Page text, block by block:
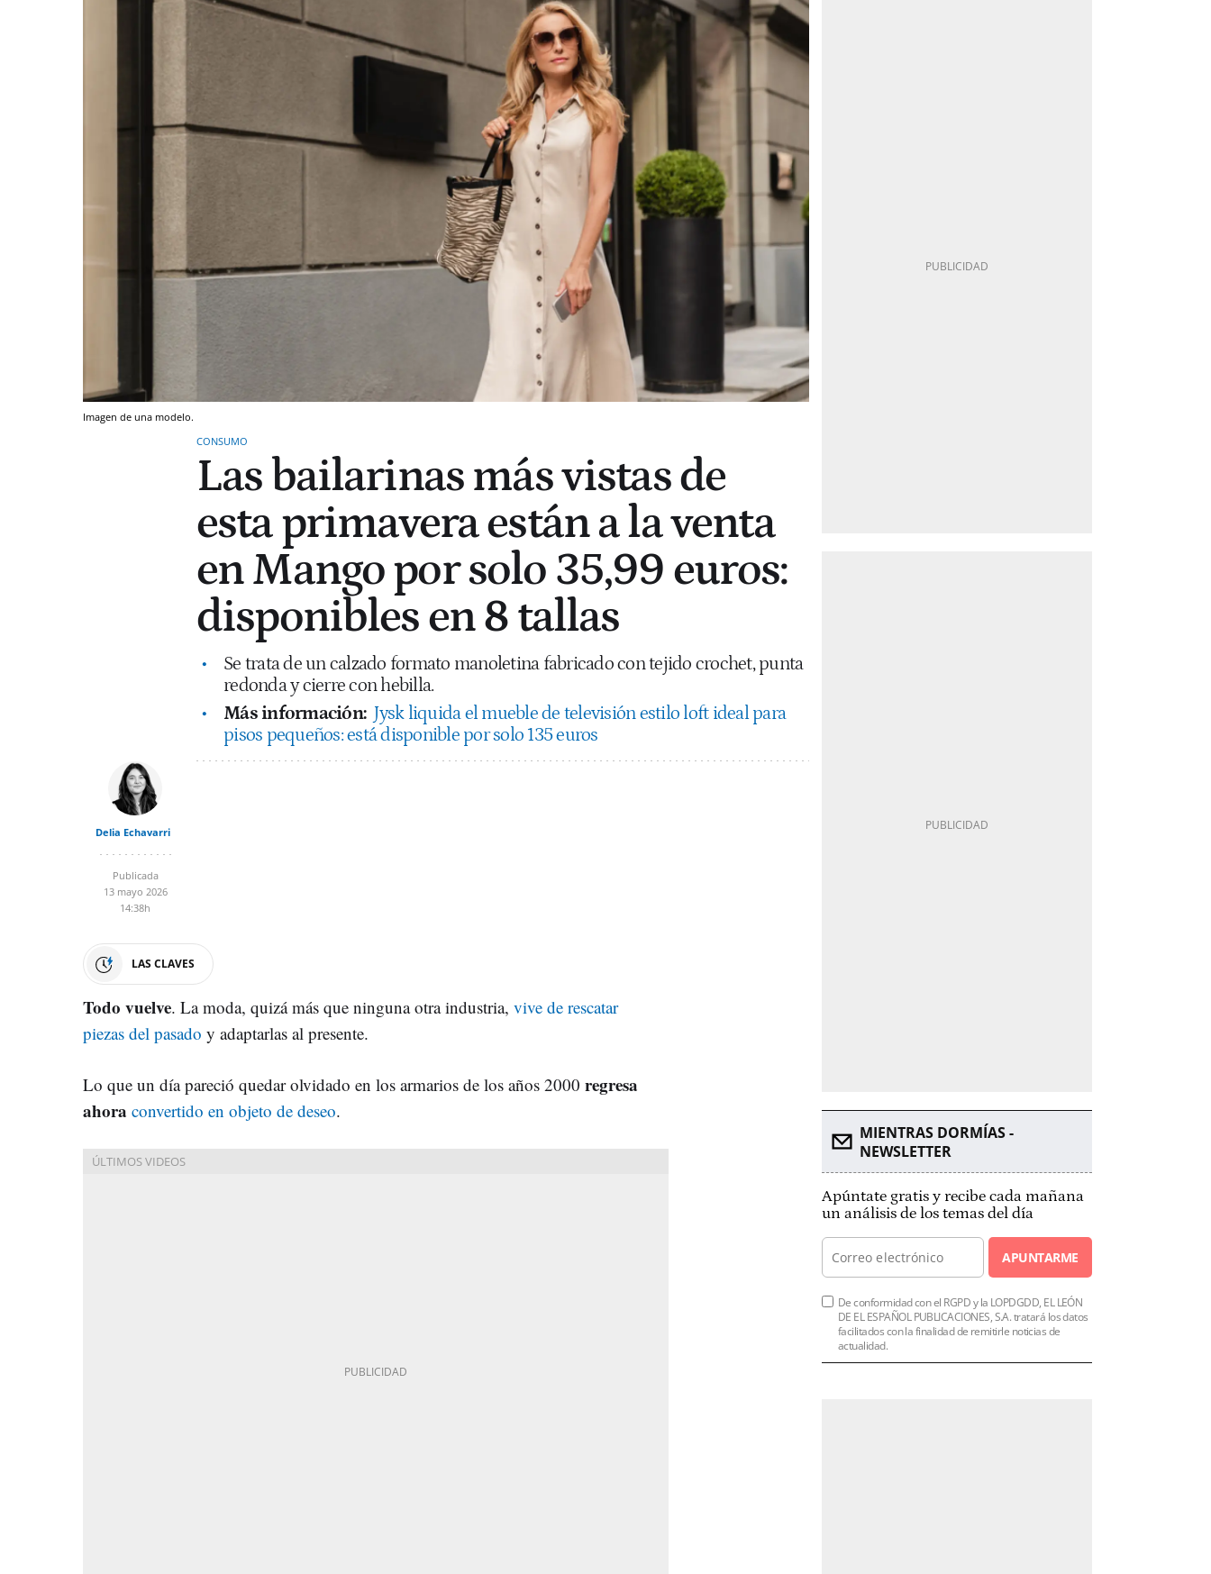
Imagen de una modelo.
CONSUMO
Las bailarinas más vistas de
esta primavera están a la venta
en Mango por solo 35,99 euros:
disponibles en 8 tallas
Se trata de un calzado formato manoletina fabricado con tejido crochet, punta
redonda y cierre con hebilla.
Más información: Jysk liquida el mueble de televisión estilo loft ideal para
pisos pequeños: está disponible por solo 135 euros
Delia Echavarri
Publicada
13 mayo 2026
14:38h
LAS CLAVES
Todo vuelve. La moda, quizá más que ninguna otra industria, vive de rescatar
piezas del pasado y adaptarlas al presente.
Lo que un día pareció quedar olvidado en los armarios de los años 2000 regresa
ahora convertido en objeto de deseo.
MIENTRAS DORMÍAS -
NEWSLETTER
Apúntate gratis y recibe cada mañana
un análisis de los temas del día
APUNTARME
De conformidad con el RGPD y la LOPDGDD, EL LEÓN
DE EL ESPAÑOL PUBLICACIONES, S.A. tratará los datos
facilitados con la finalidad de remitirle noticias de
actualidad.